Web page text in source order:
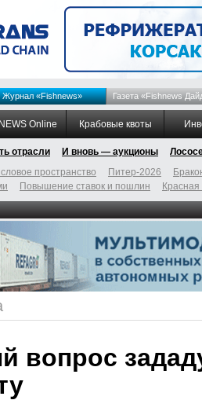
Журнал «Fishnews» Газета «Fishnews
Online Крабовые квоты
отрасли И вновь — аукционы
пространство Питер-2026
Повышение ставок и пошлин
вопрос